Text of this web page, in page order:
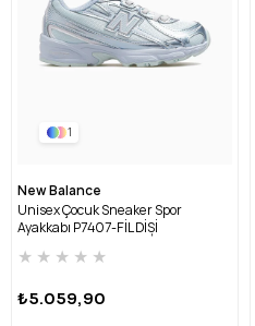
1
New Balance
Unisex Çocuk Sneaker Spor
Ayakkabı P7407-FİL DİŞİ
★ ★ ★ ★ ★
₺5.059,90